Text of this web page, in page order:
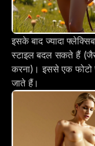
इसके बाद ज्यादा
स्टाइल बदल सकते हैं
करना)। इससे एक फोटो
जाते हैं।